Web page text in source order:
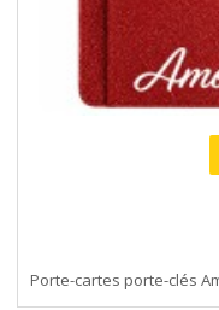
Porte-cartes porte-clés